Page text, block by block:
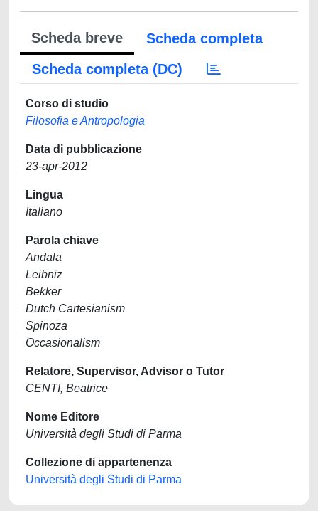
Scheda breve
Scheda completa
Scheda completa (DC)
Corso di studio
Filosofia e Antropologia
Data di pubblicazione
23-apr-2012
Lingua
Italiano
Parola chiave
Andala
Leibniz
Bekker
Dutch Cartesianism
Spinoza
Occasionalism
Relatore, Supervisor, Advisor o Tutor
CENTI, Beatrice
Nome Editore
Università degli Studi di Parma
Collezione di appartenenza
Università degli Studi di Parma